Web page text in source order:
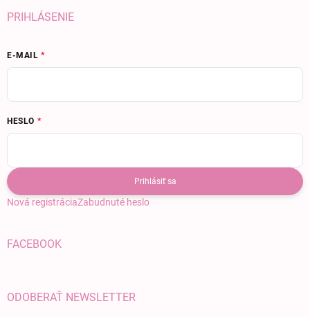
PRIHLÁSENIE
E-MAIL
HESLO
Prihlásiť sa
Nová registráciaZabudnuté heslo
FACEBOOK
ODOBERAŤ NEWSLETTER